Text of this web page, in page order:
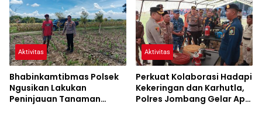
Aktivitas
Bhabinkamtibmas Polsek
Ngusikan Lakukan
Peninjauan Tanaman
Aktivitas
Perkuat Kolaborasi Hadapi
Kekeringan dan Karhutla,
Polres Jombang Gelar Apel